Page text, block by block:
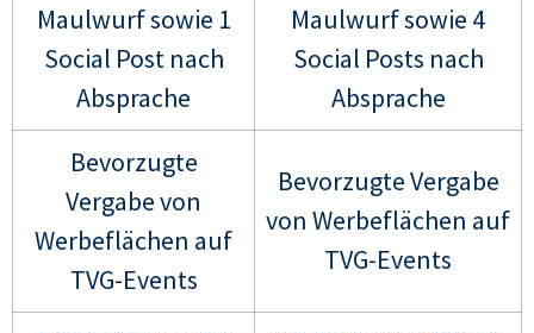
Maulwurf sowie 1
Social Post nach
Absprache
Maulwurf sowie 4
Social Posts nach
Absprache
Bevorzugte
Vergabe von
Werbeflächen auf
TVG-Events
Bevorzugte Vergabe
von Werbeflächen auf
TVG-Events